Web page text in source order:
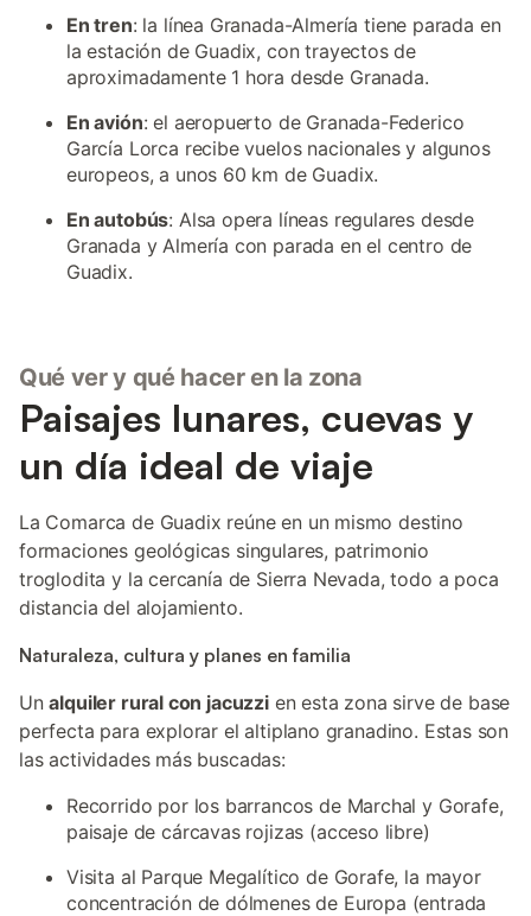
En tren: la línea Granada-Almería tiene parada en
la estación de Guadix, con trayectos de
aproximadamente 1 hora desde Granada.
En avión: el aeropuerto de Granada-Federico
García Lorca recibe vuelos nacionales y algunos
europeos, a unos 60 km de Guadix.
En autobús: Alsa opera líneas regulares desde
Granada y Almería con parada en el centro de
Guadix.
Qué ver y qué hacer en la zona
Paisajes lunares, cuevas y
un día ideal de viaje
La Comarca de Guadix reúne en un mismo destino
formaciones geológicas singulares, patrimonio
troglodita y la cercanía de Sierra Nevada, todo a poca
distancia del alojamiento.
Naturaleza, cultura y planes en familia
Unalquiler rural con jacuzzien esta zona sirve de base
perfecta para explorar el altiplano granadino. Estas son
las actividades más buscadas:
Recorrido por los barrancos de Marchal y Gorafe,
paisaje de cárcavas rojizas (acceso libre)
Visita al Parque Megalítico de Gorafe, la mayor
concentración de dólmenes de Europa (entrada